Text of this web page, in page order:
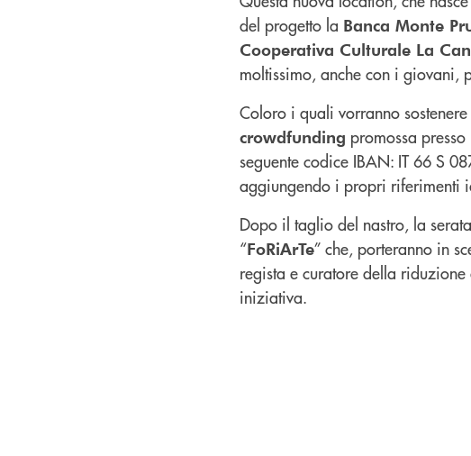
del progetto la Banca Monte
Cooperativa Culturale La
moltissimo, anche con i giovani,
Coloro i quali vorranno
crowdfunding promossa presso
seguente codice IBAN: IT 66 S
aggiungendo i propri riferimenti
Dopo il taglio del nastro, la
“FoRiArTe” che, porteranno in
regista e curatore della
iniziativa.